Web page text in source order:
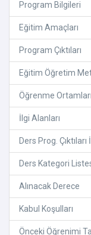
Program Bilgileri
Eğitim Amaçları
Program Çıktıları
Eğitim Öğretim
Öğrenme Ortamları
İlgi Alanları
Ders Prog.
Ders Kategori
Alınacak Derece
Kabul Koşulları
Önceki Öğrenimi